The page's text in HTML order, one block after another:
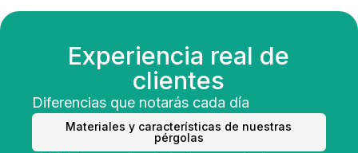
Experiencia real de
clientes
Diferencias que notarás cada día
Materiales y características de nuestras
pérgolas